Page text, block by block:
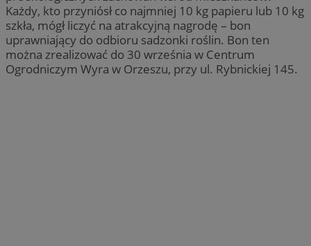
Każdy, kto przyniósł co najmniej 10 kg papieru lub 10 kg
szkła, mógł liczyć na atrakcyjną nagrodę – bon
uprawniający do odbioru sadzonki roślin. Bon ten
można zrealizować do 30 września w Centrum
Ogrodniczym Wyra w Orzeszu, przy ul. Rybnickiej 145.